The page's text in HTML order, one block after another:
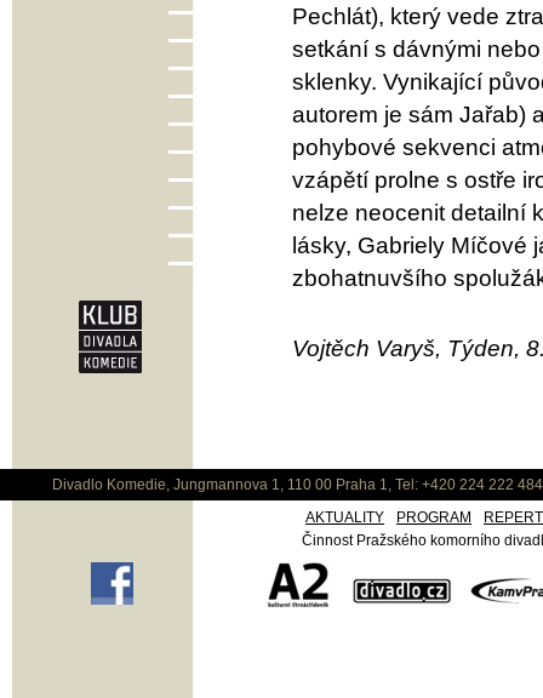
Pechlát), který vede
setkání s dávnými
sklenky. Vynikající
autorem je sám Jařab)
pohybové sekvenci
vzápětí prolne s ostře
nelze neocenit detailní
lásky, Gabriely Míčové
zbohatnuvšího
Vojtěch Varyš, Týden,
Divadlo Komedie, Jungmannova 1, 110 00 Praha 1, Tel: +420 224 222
AKTUALITY
PROGRAM
Činnost Pražského komorního